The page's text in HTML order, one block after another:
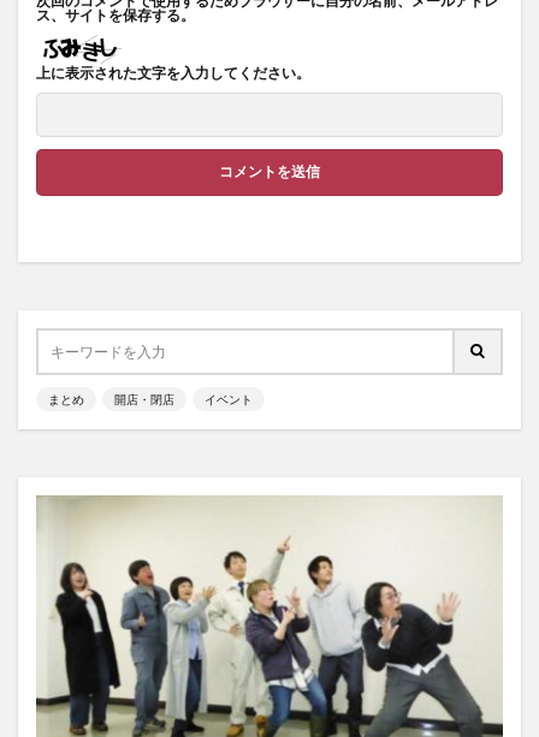
ス、サイトを保存する。
上に表示された文字を入力してください。
まとめ 開店・閉店 イベント